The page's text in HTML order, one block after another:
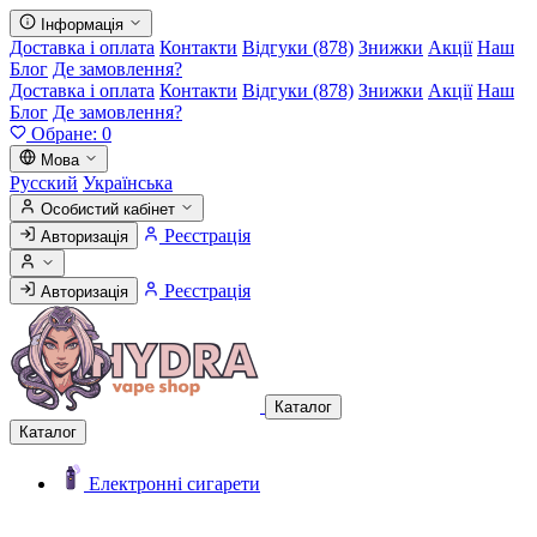
Інформація
Доставка і оплата Контакти Відгуки (878) Знижки Акції Наш
Блог Де замовлення?
Доставка і оплата Контакти Відгуки (878) Знижки Акції Наш
Блог Де замовлення?
Обране: 0
Мова
Русский Українська
Особистий кабінет
Авторизація
Реєстрація
Авторизація Реєстрація
Каталог
Каталог
Електронні сигарети